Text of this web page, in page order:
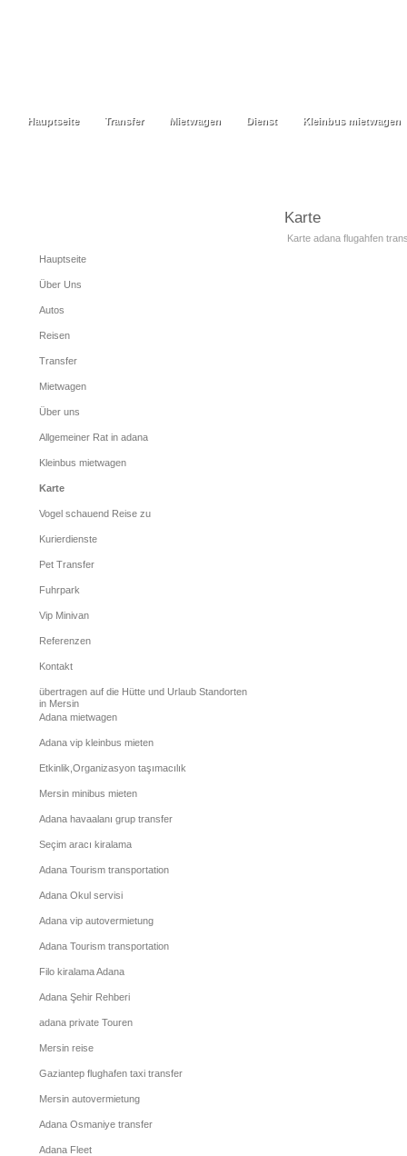
Hauptseite
Hauptseite Transfer
Transfer Mietwagen
Mietwagen Dienst
Dienst Kleinbus mietwagen
Kleinbus mietwagen
Hauptseite
Über Uns
Autos
Reisen
Transfer
Mietwagen
Über uns
Allgemeiner Rat in adana
Kleinbus mietwagen
Karte
Vogel schauend Reise zu
Kurierdienste
Pet Transfer
Fuhrpark
Vip Minivan
Referenzen
Kontakt
übertragen auf die Hütte und Urlaub Standorten
in Mersin
Adana mietwagen
Adana vip kleinbus mieten
Etkinlik,Organizasyon taşımacılık
Mersin minibus mieten
Adana havaalanı grup transfer
Seçim aracı kiralama
Adana Tourism transportation
Adana Okul servisi
Adana vip autovermietung
Adana Tourism transportation
Filo kiralama Adana
Adana Şehir Rehberi
adana private Touren
Mersin reise
Gaziantep flughafen taxi transfer
Mersin autovermietung
Adana Osmaniye transfer
Adana Fleet
Karte
Karte adana flugahfen